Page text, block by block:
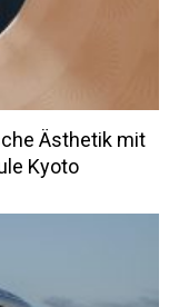
Ästhetik mit
Kyoto